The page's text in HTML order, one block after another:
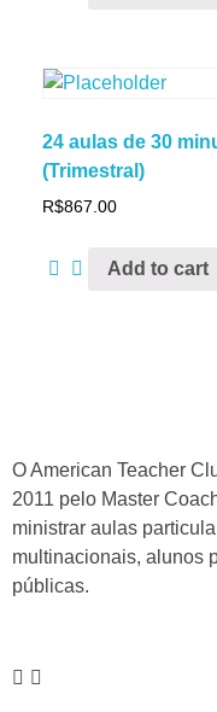
24 aulas de 30
(Trimestral)
R$867.00
Add to cart
O American Teacher
2011 pelo Master
ministrar aulas
multinacionais, alunos
públicas.